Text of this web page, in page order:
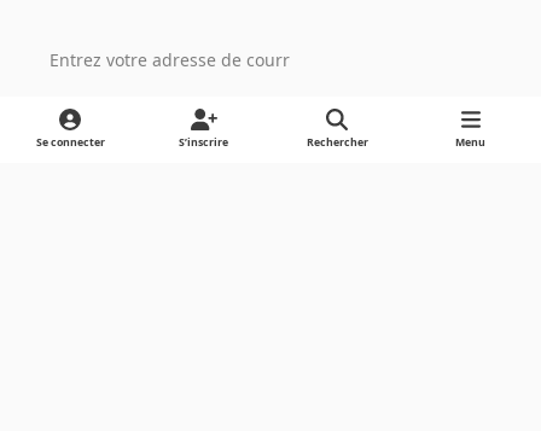
Ajouter un commentaire…
Se connecter S’inscrire Rechercher Menu